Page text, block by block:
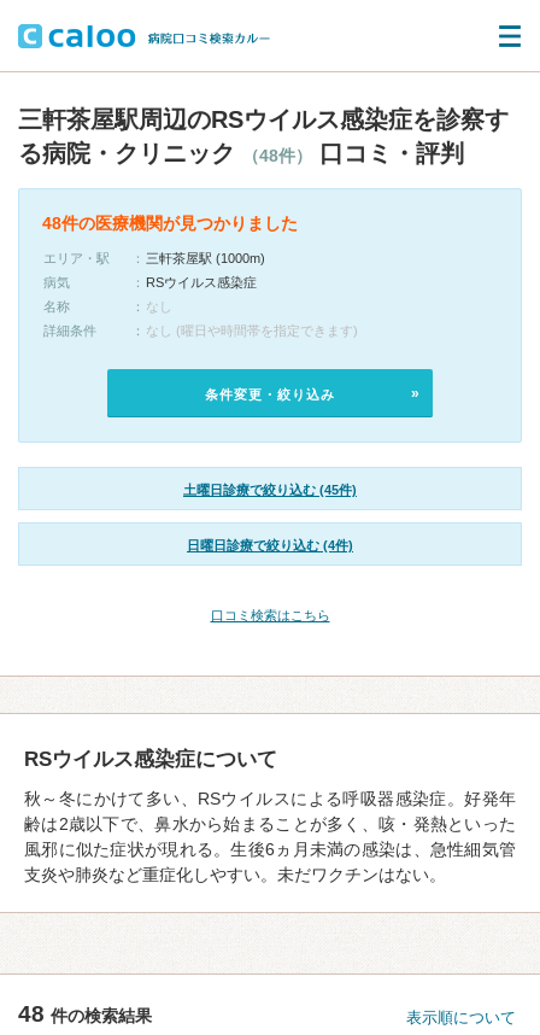
三軒茶屋駅周辺のRSウイルス感染症を診察す
る病院・クリニック
（48件） 口コミ・評判
48件の医療機関が見つかりました
エリア・駅
三軒茶屋駅 (1000m)
病気
RSウイルス感染症
名称
なし
詳細条件
なし (曜日や時間帯を指定できます)
条件変更・絞り込み
土曜日診療で絞り込む (45件)
日曜日診療で絞り込む (4件)
口コミ検索はこちら
RSウイルス感染症について
秋～冬にかけて多い、RSウイルスによる呼吸器感染症。好発年
齢は2歳以下で、鼻水から始まることが多く、咳・発熱といった
風邪に似た症状が現れる。生後6ヵ月未満の感染は、急性細気管
支炎や肺炎など重症化しやすい。未だワクチンはない。
48 件の検索結果 表示順について